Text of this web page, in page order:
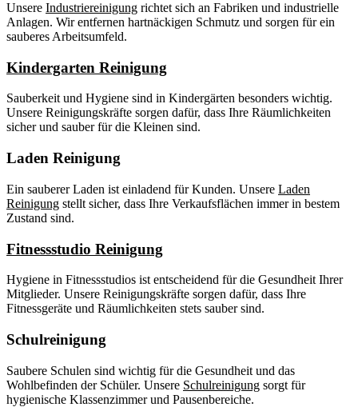
Unsere Industriereinigung richtet sich an Fabriken und industrielle
Anlagen. Wir entfernen hartnäckigen Schmutz und sorgen für ein
sauberes Arbeitsumfeld.
Kindergarten Reinigung
Sauberkeit und Hygiene sind in Kindergärten besonders wichtig.
Unsere Reinigungskräfte sorgen dafür, dass Ihre Räumlichkeiten
sicher und sauber für die Kleinen sind.
Laden Reinigung
Ein sauberer Laden ist einladend für Kunden. Unsere Laden
Reinigung stellt sicher, dass Ihre Verkaufsflächen immer in bestem
Zustand sind.
Fitnessstudio Reinigung
Hygiene in Fitnessstudios ist entscheidend für die Gesundheit Ihrer
Mitglieder. Unsere Reinigungskräfte sorgen dafür, dass Ihre
Fitnessgeräte und Räumlichkeiten stets sauber sind.
Schulreinigung
Saubere Schulen sind wichtig für die Gesundheit und das
Wohlbefinden der Schüler. Unsere Schulreinigung sorgt für
hygienische Klassenzimmer und Pausenbereiche.